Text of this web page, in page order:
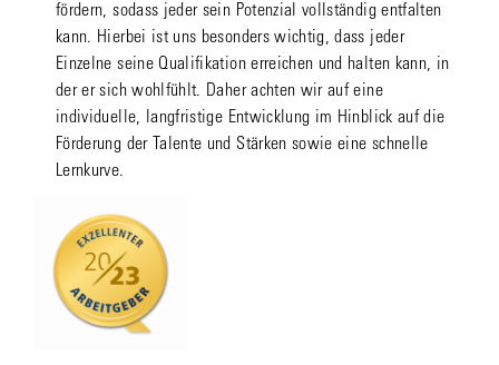
fördern, sodass jeder sein Potenzial vollständig entfalten
kann. Hierbei ist uns besonders wichtig, dass jeder
Einzelne seine Qualifikation erreichen und halten kann, in
der er sich wohlfühlt. Daher achten wir auf eine
individuelle, langfristige Entwicklung im Hinblick auf die
Förderung der Talente und Stärken sowie eine schnelle
Lernkurve.